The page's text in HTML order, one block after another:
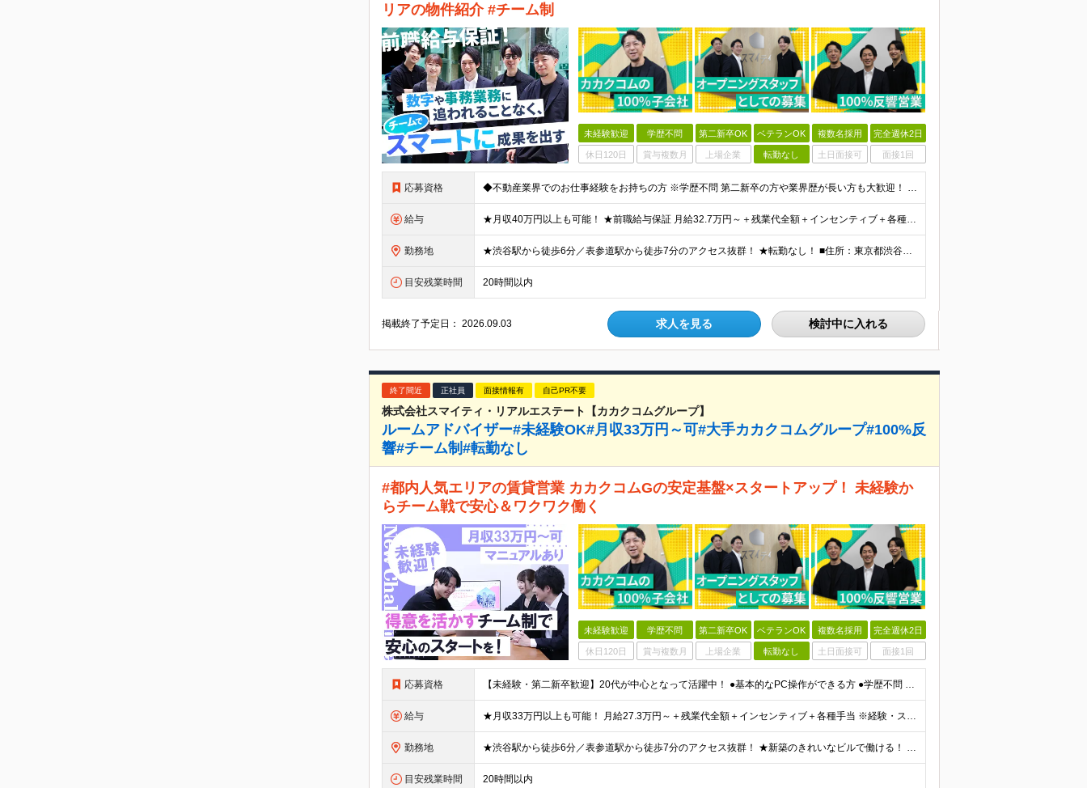
リアの物件紹介 #チーム制
未経験歓迎 学歴不問 第二新卒OK ベテランOK 複数名採用 完全週休2日
休日120日 賞与複数月 上場企業 転勤なし 土日面接可 面接1回
応募資格 ◆不動産業界でのお仕事経験をお持ちの方 ※学歴不問 第二新卒の方や業界歴が長い方も大歓迎！ 組織を一から創り上げる環境で、一緒に成長していきませんか？
給与 ★月収40万円以上も可能！ ★前職給与保証 月給32.7万円～＋残業代全額＋インセンティブ＋各種手当 ※経験・スキルを考慮し決定します。 ※試用期間6ヶ月間の給与や待遇に差異はございません。 ※残
勤務地 ★渋谷駅から徒歩6分／表参道駅から徒歩7分のアクセス抜群！ ★転勤なし！ ■住所：東京都渋谷区渋谷1-7-2 VORT渋谷east2 2階 周辺にはカフェや飲食店も充実。 仕事帰りの時間も楽しめま
目安残業時間 20時間以内
掲載終了予定日：2026.09.03 求人を見る 検討中に入れる
終了間近 正社員 面接情報有 自己PR不要
株式会社スマイティ・リアルエステート【カカクコムグループ】
ルームアドバイザー#未経験OK#月収33万円～可#大手カカクコムグループ#100%反
響#チーム制#転勤なし
#都内人気エリアの賃貸営業 カカクコムGの安定基盤×スタートアップ！ 未経験か
らチーム戦で安心＆ワクワク働く
未経験歓迎 学歴不問 第二新卒OK ベテランOK 複数名採用 完全週休2日
休日120日 賞与複数月 上場企業 転勤なし 土日面接可 面接1回
応募資格 【未経験・第二新卒歓迎】20代が中心となって活躍中！ ●基本的なPC操作ができる方 ●学歴不問 ★接客や販売など、人と関わる業務経験がある方は大歓迎！（アルバイト経験でもOKです） ★個人戦より、チー
給与 ★月収33万円以上も可能！ 月給27.3万円～＋残業代全額＋インセンティブ＋各種手当 ※経験・スキルを考慮し決定します。 ※試用期間6ヶ月間の給与や待遇に差異はございません。 ※残業代は、1分単位
勤務地 ★渋谷駅から徒歩6分／表参道駅から徒歩7分のアクセス抜群！ ★新築のきれいなビルで働ける！ ★転勤なし！ ■住所：東京都渋谷区渋谷1-7-2 VORT渋谷east2 2階 周辺にはカフェや飲食店も
目安残業時間 20時間以内